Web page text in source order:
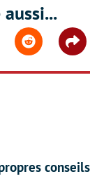
Reddit
conseils